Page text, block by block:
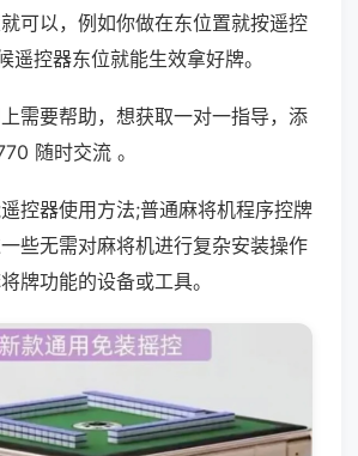
可以，例如你做在东位置就按遥控
遥控器东位就能生效拿好牌。
需要帮助，想获取一对一指导，添
随时交流 。
控器使用方法;普通麻将机程序控牌
些无需对麻将机进行复杂安装操作
牌功能的设备或工具。